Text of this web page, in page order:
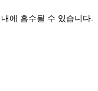
에 흡수될 수 있습니다.